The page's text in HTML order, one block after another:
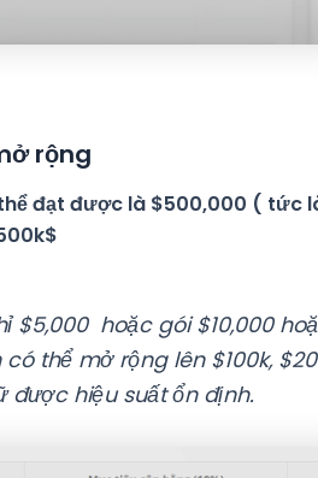
rộng
đạt được là $500,000 ( tức
$5,000 hoặc gói $10,000
thể mở rộng lên $100k,
được hiệu suất ổn định.